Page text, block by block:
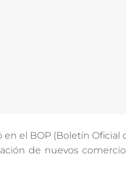
en el BOP (Boletín
de nuevos